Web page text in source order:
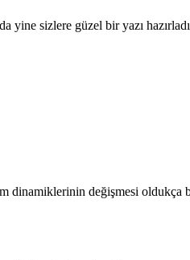
yine sizlere güzel bir yazı
dinamiklerinin değişmesi oldukça